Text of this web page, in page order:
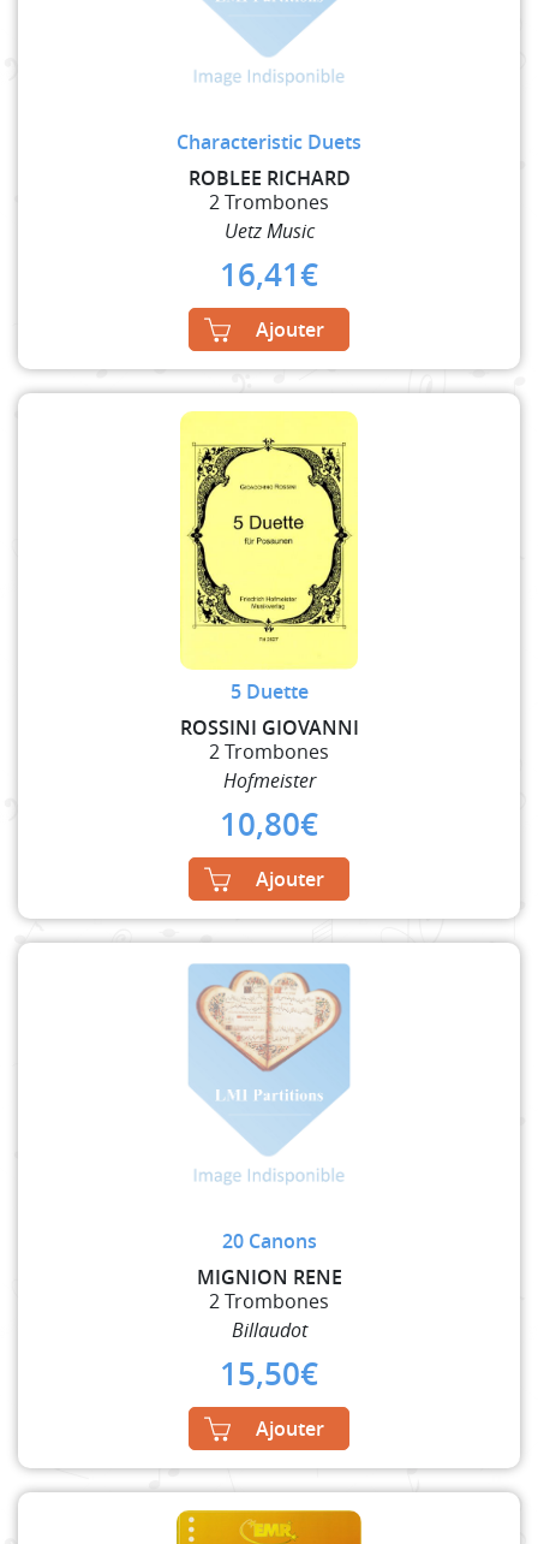
Characteristic Duets
ROBLEE RICHARD
2 Trombones
Uetz Music
16,41€
Ajouter
5 Duette
ROSSINI GIOVANNI
2 Trombones
Hofmeister
10,80€
Ajouter
20 Canons
MIGNION RENE
2 Trombones
Billaudot
15,50€
Ajouter